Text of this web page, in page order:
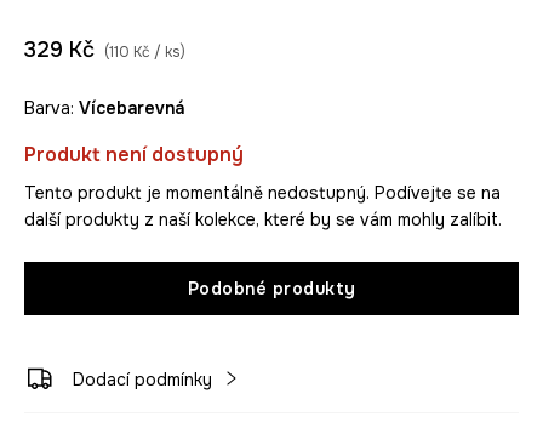
329 Kč (110 Kč / ks)
Barva: vícebarevná
Produkt není dostupný
Tento produkt je momentálně nedostupný. Podívejte se na
další produkty z naší kolekce, které by se vám mohly zalíbit.
Podobné produkty
Dodací podmínky